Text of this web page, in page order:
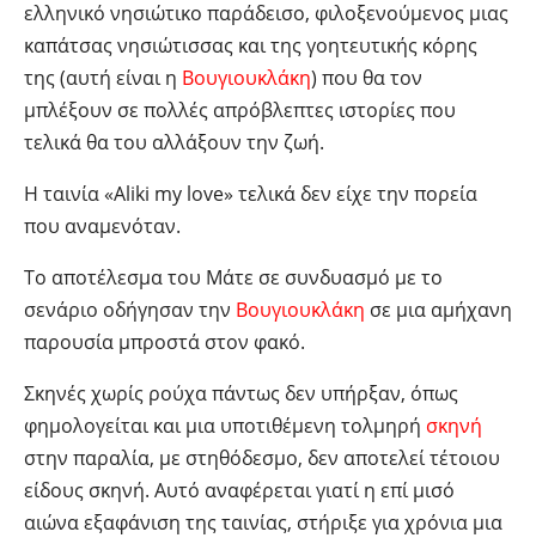
ελληνικό νησιώτικο παράδεισο, φιλοξενούμενος μιας
καπάτσας νησιώτισσας και της γοητευτικής κόρης
της (αυτή είναι η Βουγιουκλάκη) που θα τον
μπλέξουν σε πολλές απρόβλεπτες ιστορίες που
τελικά θα του αλλάξουν την ζωή.
Η ταινία «Aliki my love» τελικά δεν είχε την πορεία
που αναμενόταν.
Tο αποτέλεσμα του Μάτε σε συνδυασμό με το
σενάριο οδήγησαν την Βουγιουκλάκη σε μια αμήχανη
παρουσία μπροστά στον φακό.
Σκηνές χωρίς ρούχα πάντως δεν υπήρξαν, όπως
φημολογείται και μια υποτιθέμενη τολμηρή σκηνή
στην παραλία, με στηθόδεσμο, δεν αποτελεί τέτοιου
είδους σκηνή. Aυτό αναφέρεται γιατί η επί μισό
αιώνα εξαφάνιση της ταινίας, στήριξε για χρόνια μια